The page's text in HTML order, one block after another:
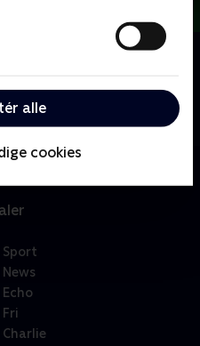
alle
cookies
Skomar Champ-
Sport
News
Echo
Fri
Charlie